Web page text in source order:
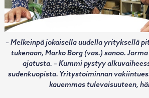
– Melkeinpä jokaisella uudella yrityksellä
tukenaan, Marko Borg (vas.) sanoo.
ajatusta. – Kummi pystyy
sudenkuopista. Yritystoiminnan
kauemmas tulevaisuuteen,